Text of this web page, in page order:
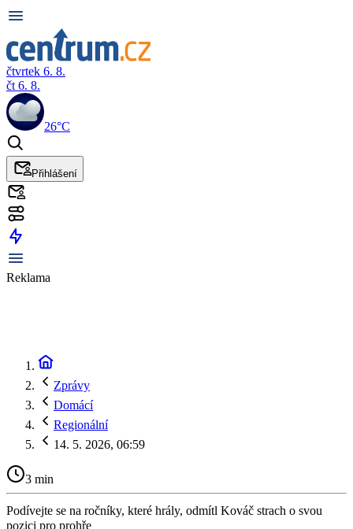
čtvrtek 6. 8.
čt 6. 8.
26°C
Přihlášení
Reklama
Zprávy
Domácí
Regionální
14. 5. 2026, 06:59
3 min
Podívejte se na ročníky, které hrály, odmítl Kováč strach o svou
pozici pro prohře